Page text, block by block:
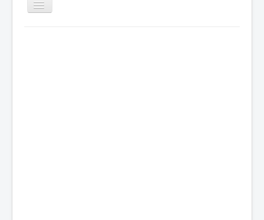
Включить/
выключить